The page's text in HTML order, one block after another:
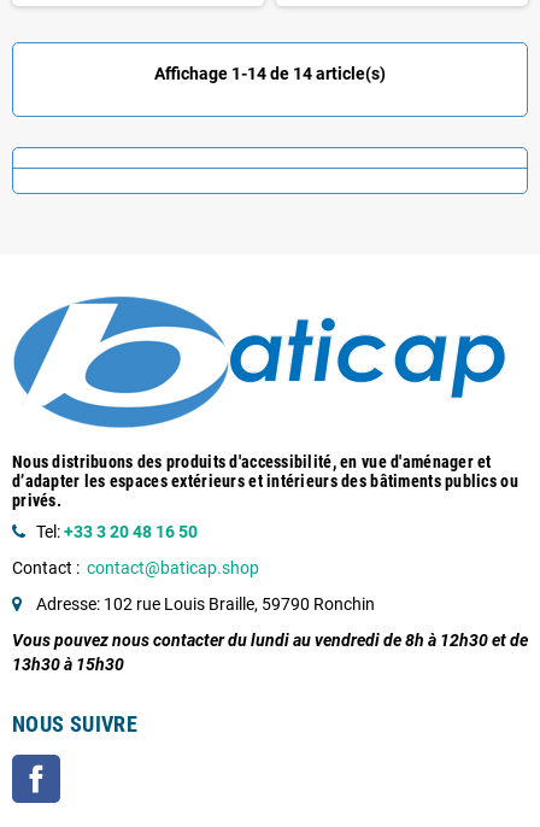
Affichage 1-14 de 14 article(s)
Nous distribuons des produits d'accessibilité, en vue d'aménager et
d’adapter les espaces extérieurs et intérieurs des bâtiments publics ou
privés.
Tel:+33 3 20 48 16 50
Contact : contact@baticap.shop
Adresse: 102 rue Louis Braille, 59790 Ronchin
Vous pouvez nous contacter du lundi au vendredi de 8h à 12h30 et de
13h30 à 15h30
NOUS SUIVRE